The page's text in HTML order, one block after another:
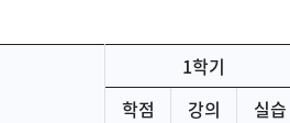
1학기
학점
강의 실습